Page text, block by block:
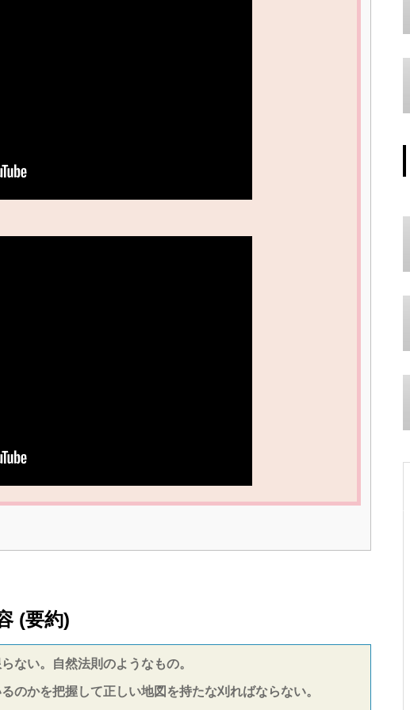
(要約)
ない。自然法則のようなもの。
のかを把握して正しい地図を持たな刈ればならない。